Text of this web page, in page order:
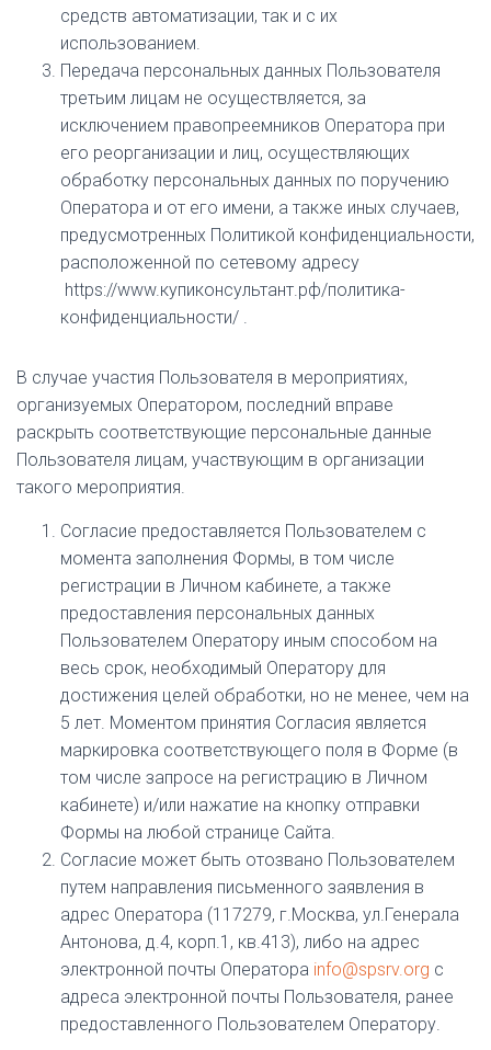
средств автоматизации, так и с их
использованием.
Передача персональных данных Пользователя
третьим лицам не осуществляется, за
исключением правопреемников Оператора при
его реорганизации и лиц, осуществляющих
обработку персональных данных по поручению
Оператора и от его имени, а также иных случаев,
предусмотренных Политикой конфиденциальности,
расположенной по сетевому адресу
https://www.купиконсультант.рф/политика-
конфиденциальности/ .
В случае участия Пользователя в мероприятиях,
организуемых Оператором, последний вправе
раскрыть соответствующие персональные данные
Пользователя лицам, участвующим в организации
такого мероприятия.
Согласие предоставляется Пользователем с
момента заполнения Формы, в том числе
регистрации в Личном кабинете, а также
предоставления персональных данных
Пользователем Оператору иным способом на
весь срок, необходимый Оператору для
достижения целей обработки, но не менее, чем на
5 лет. Моментом принятия Согласия является
маркировка соответствующего поля в Форме (в
том числе запросе на регистрацию в Личном
кабинете) и/или нажатие на кнопку отправки
Формы на любой странице Сайта.
Согласие может быть отозвано Пользователем
путем направления письменного заявления в
адрес Оператора (117279, г.Москва, ул.Генерала
Антонова, д.4, корп.1, кв.413), либо на адрес
электронной почты Оператора info@spsrv.org с
адреса электронной почты Пользователя, ранее
предоставленного Пользователем Оператору.